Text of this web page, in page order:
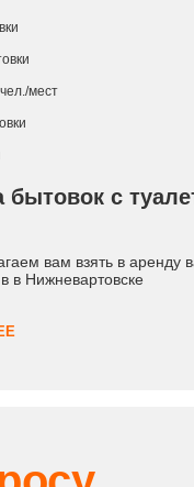
мест
бытовок с
вам взять в аренду
в Нижневартовске